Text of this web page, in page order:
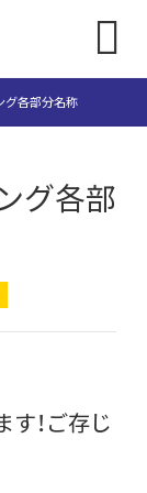

グ各部分名称
グ各部
！ご存じ